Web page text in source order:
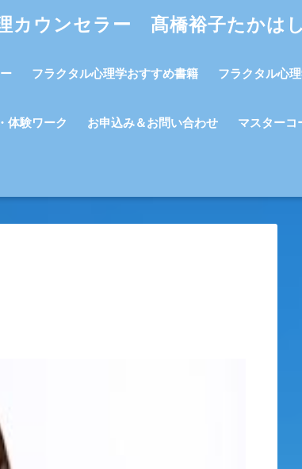
カウンセラー 髙橋裕子たかは
フラクタル心理学おすすめ書籍 フラクタル心
体験ワーク お申込み＆お問い合わせ マスターコ